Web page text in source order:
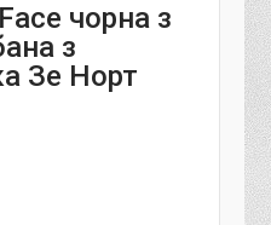
чорна з
з
Зе Норт